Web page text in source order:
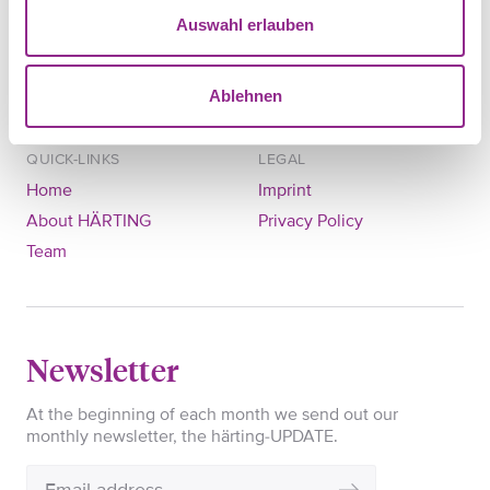
Auswahl erlauben
Ablehnen
+49 30 28305740
+49 30 28305744
QUICK-LINKS
Home
About HÄRTING
Team
LEGAL
Imprint
Privacy Policy
Newsletter
At the beginning of each month we send out our
monthly newsletter, the härting-UPDATE.